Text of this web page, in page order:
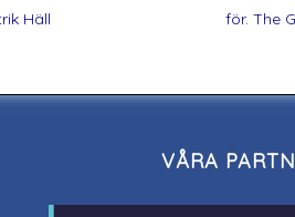
Häll för. The
VÅRA